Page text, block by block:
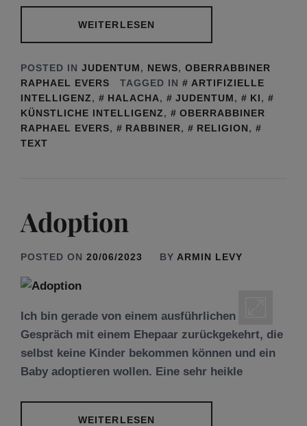
WEITERLESEN
POSTED IN JUDENTUM, NEWS, OBERRABBINER
RAPHAEL EVERS
TAGGED IN
ARTIFIZIELLE
INTELLIGENZ, HALACHA, JUDENTUM, KI,
KÜNSTLICHE INTELLIGENZ,
OBERRABBINER
RAPHAEL EVERS, RABBINER, RELIGION,
TEXT
Adoption
POSTED ON 20/06/2023 BY ARMIN LEVY
Ich bin gerade von einem ausführlichen
Gespräch mit einem Ehepaar zurückgekehrt, die
selbst keine Kinder bekommen können und ein
Baby adoptieren wollen. Eine sehr heikle
WEITERLESEN